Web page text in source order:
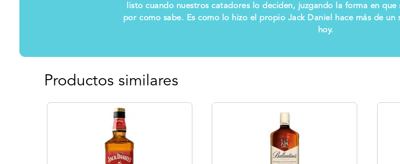
listo cuando nuestros catadores lo deciden, juzgando la forma en que
por como sabe. Es como lo hizo el propio Jack Daniel hace más de
hoy.
Productos similares